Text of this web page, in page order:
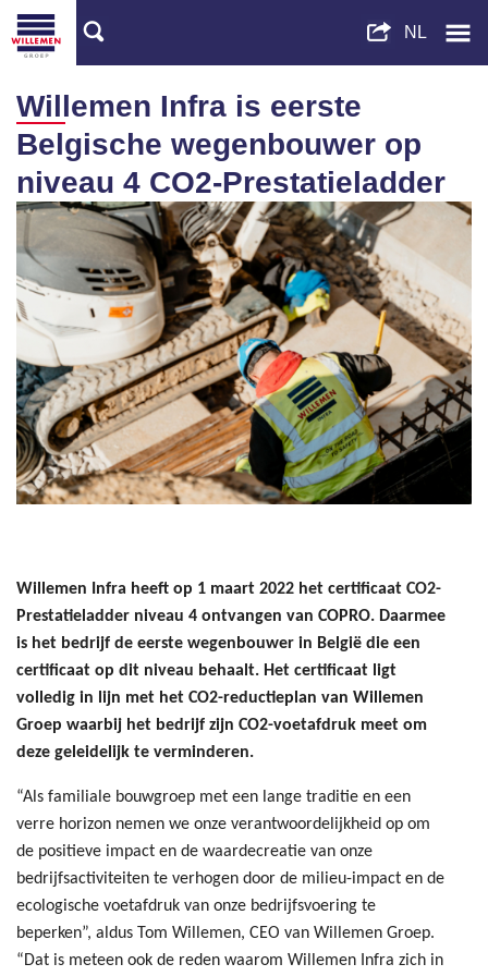
Willemen Infra is eerste
Belgische wegenbouwer op
niveau 4 CO2-Prestatieladder
Willemen Infra heeft op 1 maart 2022 het certificaat CO2-
Prestatieladder niveau 4 ontvangen van COPRO. Daarmee
is het bedrijf de eerste wegenbouwer in België die een
certificaat op dit niveau behaalt. Het certificaat ligt
volledig in lijn met het CO2-reductieplan van Willemen
Groep waarbij het bedrijf zijn CO2-voetafdruk meet om
deze geleidelijk te verminderen.
“Als familiale bouwgroep met een lange traditie en een
verre horizon nemen we onze verantwoordelijkheid op om
de positieve impact en de waardecreatie van onze
bedrijfsactiviteiten te verhogen door de milieu-impact en de
ecologische voetafdruk van onze bedrijfsvoering te
beperken”, aldus Tom Willemen, CEO van Willemen Groep.
“Dat is meteen ook de reden waarom Willemen Infra zich in